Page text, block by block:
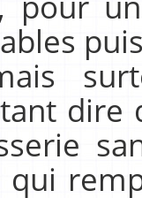
dire
qui